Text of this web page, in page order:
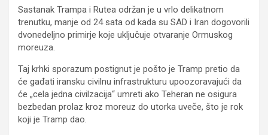
Sastanak Trampa i Rutea održan je u vrlo delikatnom
trenutku, manje od 24 sata od kada su SAD i Iran dogovorili
dvonedeljno primirje koje uključuje otvaranje Ormuskog
moreuza.
Taj krhki sporazum postignut je pošto je Tramp pretio da
će gađati iransku civilnu infrastrukturu upoozoravajući da
će „cela jedna civilzacija“ umreti ako Teheran ne osigura
bezbedan prolaz kroz moreuz do utorka uveče, što je rok
koji je Tramp dao.